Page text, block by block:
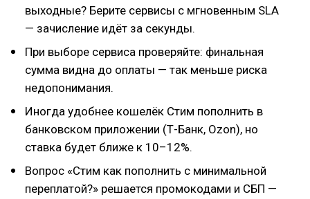
выходные? Берите сервисы с мгновенным SLA
— зачисление идёт за секунды.
При выборе сервиса проверяйте: финальная
сумма видна до оплаты — так меньше риска
недопонимания.
Иногда удобнее кошелёк Стим пополнить в
банковском приложении (Т-Банк, Ozon), но
ставка будет ближе к 10–12%.
Вопрос «Стим как пополнить с минимальной
переплатой?» решается промокодами и СБП —